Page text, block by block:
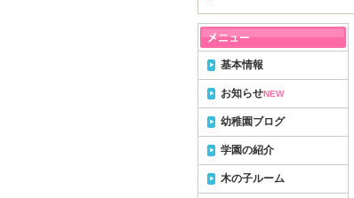
基本情報
お知らせNEW
幼稚園ブログ
学園の紹介
木の子ルーム